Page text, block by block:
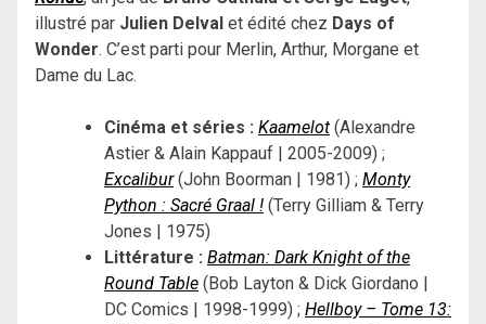
illustré par Julien Delval et édité chez Days of
Wonder. C’est parti pour Merlin, Arthur, Morgane et
Dame du Lac.
Cinéma et séries : Kaamelot (Alexandre
Astier & Alain Kappauf | 2005-2009) ;
Excalibur(John Boorman | 1981) ; Monty
Python : Sacré Graal ! (Terry Gilliam & Terry
Jones | 1975)
Littérature : Batman: Dark Knight of the
Round Table (Bob Layton & Dick Giordano |
DC Comics | 1998-1999) ; Hellboy – Tome 13: